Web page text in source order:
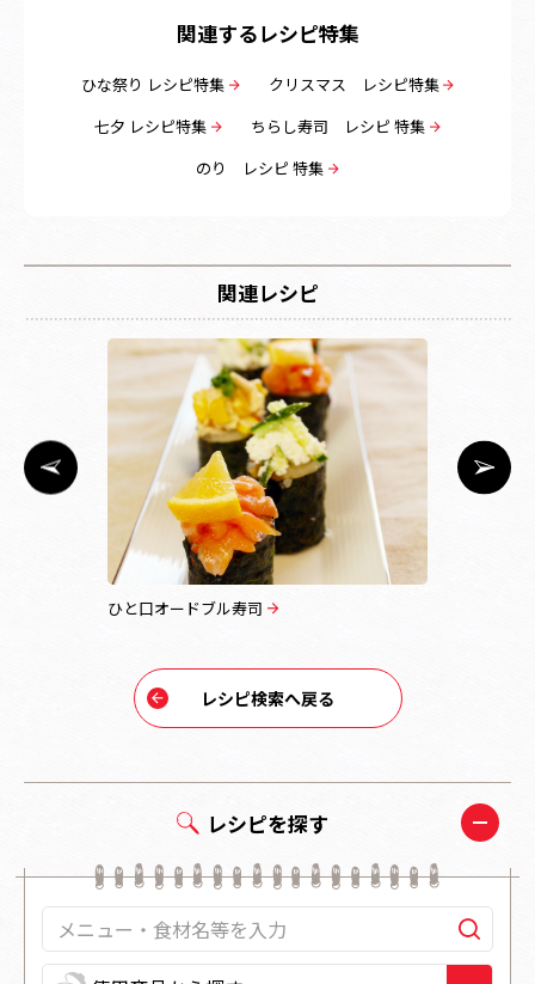
レシピを探す
関連するレシピ特集
ひな祭り レシピ特集
クリスマス レシピ特集
七夕 レシピ特集
ちらし寿司 レシピ 特集
のり レシピ 特集
関連レシピ
ひと口オードブル寿司
レシピ検索へ戻る